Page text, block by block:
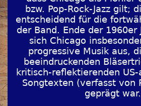
bzw. Pop-Rock-Jazz gilt;
entscheidend für die
der Band. Ende der 1960er
sich Chicago
progressive Musik aus,
beeindruckenden
kritisch-reflektierenden
Songtexten (verfasst von
geprägt war.